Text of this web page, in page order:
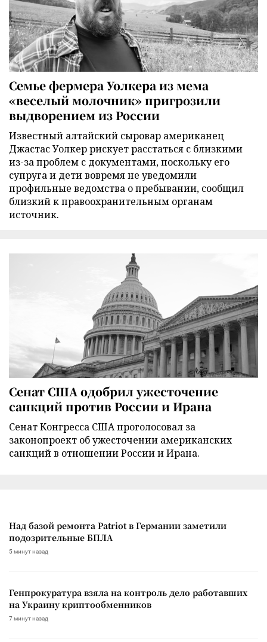
Семье фермера Уолкера из мема
«веселый молочник» пригрозили
выдворением из России
Известный алтайский сыровар американец
Джастас Уолкер рискует расстаться с близкими
из-за проблем с документами, поскольку его
супруга и дети вовремя не уведомили
профильные ведомства о пребывании, сообщил
близкий к правоохранительным органам
источник.
Сенат США одобрил ужесточение
санкций против России и Ирана
Сенат Конгресса США проголосовал за
законопроект об ужесточении американских
санкций в отношении России и Ирана.
Над базой ремонта Patriot в Германии заметили
подозрительные БПЛА
5 минут назад
Генпрокуратура взяла на контроль дело работавших
на Украину криптообменников
7 минут назад